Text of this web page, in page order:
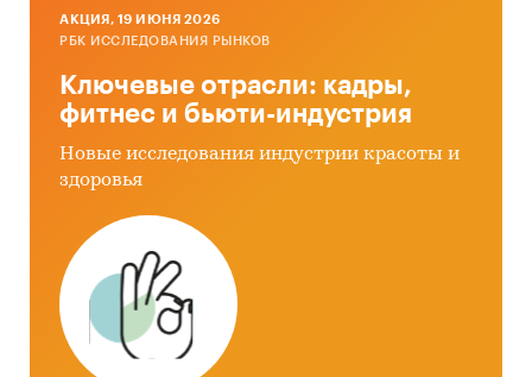
AКЦИЯ, 19 ИЮНЯ 2026
РБК ИССЛЕДОВАНИЯ РЫНКОВ
Ключевые отрасли: кадры,
фитнес и бьюти-индустрия
Новые исследования индустрии красоты и
здоровья